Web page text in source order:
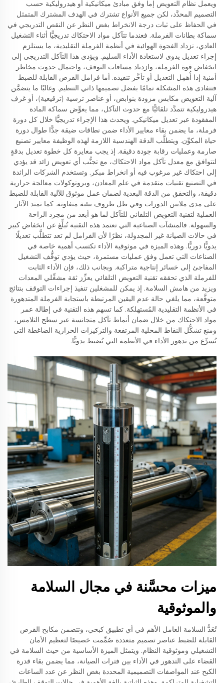
ويعمل نظام التعويض إما وفق مبادئ ميكانيكية أو هيدروليكية حسب
التصميم المحدَّد، لكن جميع الأنواع تشترك في الهدف المشترك المتمثل
في الحفاظ على ثبات درجة الانخراط بغض النظر عن النقص التدريجي في
سماكة بطانات الفرملة. فعندما تتآكل مواد الاحتكاك تدريجيًّا أثناء التشغيل
العادي، تزداد الفجوة الهوائية في أنظمة الفرملة التقليدية، ما يستلزم
إجراء تعديل يدوي لاستعادة الأداء السليم. ويؤدي هذا التآكل التدريجي إلى
انخفاض قوة الفرملة، وازدياد مسافات التوقف، واحتمال حدوث مخاطر
أمنية إذا أُهمِل التعديل أو تأخَّر تنفيذه. أما فرامل القرص القابلة للضبط
فتتفادى هذه المشكلة تمامًا بفضل تصميمها ذاتي التنظيم. وغالبًا ما يتضمَّن
آلية التعويض مكابس مزودة بنوابض، أو عناصر ترسية (ترقيعية)، أو غرف
هيدروليكية تتمدَّد تلقائيًّا مع حدوث التآكل، مما يعوِّض سماكة المادة
المفقودة عبر تعديل ميكانيكي. ويحدث هذا الإجراء تدريجيًّا خلال كل دورة
فرملة، ما يضمن بقاء معايير الأداء ضمن نطاقات ضيقة جدًّا طوال دورة
حياة المكوِّن. ويتطلَّب الدقة الهندسية اللازمة لهذه الوظيفة معايير تصنيع
صارمة وعمليات رقابة جودة دقيقة. إذ يجب معايرة كل خطوة تعديل بدقةٍ
لتتوافق مع معدل تآكل مواد الاحتكاك، مع تجنُّب أي تعويض زائد قد يؤدي
إلى احتكاك غير مرغوب فيه أو انخراط مبكر. وتستخدم الشركات الرائدة
في التصنيع تقنيات متقدمة في علم المعادن، وبروتوكولات معالجة حرارية
دقيقة، والتحقق من الدقة البعدية لضمان عمل موثوق للآلية القابلة للضبط
على مدى ملايين الدورات وفي ظل ظروف بيئية متفاوتة. كما تمتد الآثار
العملية لتقنية التعويض التلقائي للتآكل لما هو أبعد من مجرد الراحة
والسهولة. فالمنشآت الصناعية التي تعتمد هذه التقنية تُبلِّغ عن انخفاض كبير
في حالات الصيانة غير المجدولة، نظرًا لأن الفرامل لم تعد تتطلَّب تعديلًا
يدويًّا دوريًّا. وهذه الميزة في موثوقية الأداء تكتسب أهمية خاصة في
الصناعات التي تعمل وفق عمليات مستمرة، حيث يؤدي توقُّف التشغيل
المفاجئ إلى خسائر إنتاجية متراكبة. وبجانب ذلك، فإن الأداء الثابت
للفرملة الذي تحققه تقنية التعويض التلقائي يعزِّز ثقة مشغِّلي المعدات
ويزيد من هامش السلامة. إذ يمكن للمشغلين تنفيذ إجراءات التوقف بنتائج
متوقَّعة، مما يلغي حالة عدم اليقين المرتبطة باستجابة الفرملة المتدهورة
في الأنظمة التقليدية المُستهلكة. كما تسهم هذه التقنية في إطالة عمر
مواد الاحتكاك من خلال ضمان أنماط تآكل متجانسة عبر سطح التلامس،
ومنع تشكُّل النقاط المحلية المرتفعة والتركيزات الحرارية الضاغطة التي
تُسرِّع من تدهور الأداء في الأنظمة التي تُضبط يدويًّا.
ميزات محسَّنة في مجال السلامة
والموثوقية
تُعَدُّ السلامة العامل الأهم في أي تطبيق كبحي، وتتضمن مكابح القرص
القابلة للضبط عناصر تصميم متعددة صُمِّمت خصيصًا لتعظيم الأمان
التشغيلي وموثوقية النظام. ويتمثل الميزة الأساسية من حيث السلامة في
القضاء على التدهور في الأداء بين فترات الصيانة، مما يضمن بقاء قدرة
الكبح عند المواصفات التصميمية المحددة بغض النظر عن عدد الساعات